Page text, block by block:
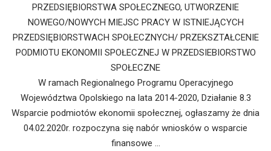
PRZEDSIĘBIORSTWA SPOŁECZNEGO, UTWORZENIE
NOWEGO/NOWYCH MIEJSC PRACY W ISTNIEJĄCYCH
PRZEDSIĘBIORSTWACH SPOŁECZNYCH/ PRZEKSZTAŁCENIE
PODMIOTU EKONOMII SPOŁECZNEJ W PRZEDSIEBIORSTWO
SPOŁECZNE
W ramach Regionalnego Programu Operacyjnego
Województwa Opolskiego na lata 2014-2020, Działanie 8.3
Wsparcie podmiotów ekonomii społecznej, ogłaszamy że dnia
04.02.2020r. rozpoczyna się nabór wniosków o wsparcie
finansowe …